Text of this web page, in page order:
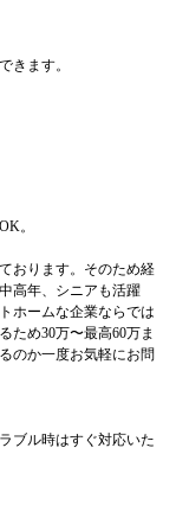
きます。
。
おります。そのため経
高年、シニアも活躍
ホームな企業ならでは
ため30万〜最高60万ま
のか一度お気軽にお問
ブル時はすぐ対応いた